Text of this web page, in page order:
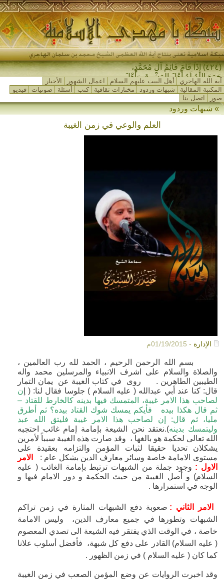
(٤٢٤) إِذَا قَامَ قَائِمُ آلِ مُحَمَّدٍ،
جَمَعَ اللهُ لَهُ أَهْلَ المَشْرِقِ وَأَهْلَ
المَغْرِبِ…
آية الله الهاجري أهل البيت عليهم السلام اعمال الشهور
الأخبار
المكتبة المقالية
شبهات وردود مختارات ثقافية كتب أسئلة صوتيات
فيديو
صور
اتصل بنا
» شبهات وردود
العلم والوعي في زمن الغيبة
الإدارة - 01/19/2015م
بسم الله الرحمن الرحيم ، الحمد لله رب العالمين ،
والصلاة والسلام على اشرف الانبياء والمرسلين محمد واله
الطيبين الطاهرين . روى في كتاب الغيبة عن يمان التمار
قال: كنا عند أبي عبدالله ( عليه السلام ) جلوسا فقال لنا: ( إ ن
لصاحب هذا الامر غيبة، المتمسك فيها بدينه كالخارط للقتاد –
ثم قال هكذا بيده فأيكم يمسك شوك القتاد بيده؟ ثم أطرق
مليا، ثم قال: إن لصاحب هذا الامر غيبة فليتق الله عبد
وليتمسك بدينه).نعتقد نحن الشيعة بإمامة إمام غائب احتجبه
الله تعالى لحكمة هو بالغها ، وقد صارت هذه الغيبة سبباً لأمرين
يشكلان تحديا حقيقا لثبات المؤمن والتزامه بعقيدة على
مستوى الامامة خاصة وسائر معارف الدين بشكل عام :
الامر
الاول : وجود جملة من الشبهات ترتبط بإمامة الغائب ( عليه
السلام) و أصل الغيبة من حيث الحكمة و دور الامام فيها و
الوجه في استمرارها .
الامر الثاني : صعوبة دفع الشبهات المثارة في زمن تراكم
الشبهات وتطورها في جميع معارف الدين، وليس الامامة
خاصة ، في الوقت الذي يفتقر فيه الشيعة الى تصدي المعصوم
( عليه السلام) القادر على دفع كل شبهة، فأفضل أسلوب علانا
كما كان ( عليه السلام ) في زمن الظهور .
وقد اخبرت الروايات عن وضع المؤمن الصعب في زمن الغيبة